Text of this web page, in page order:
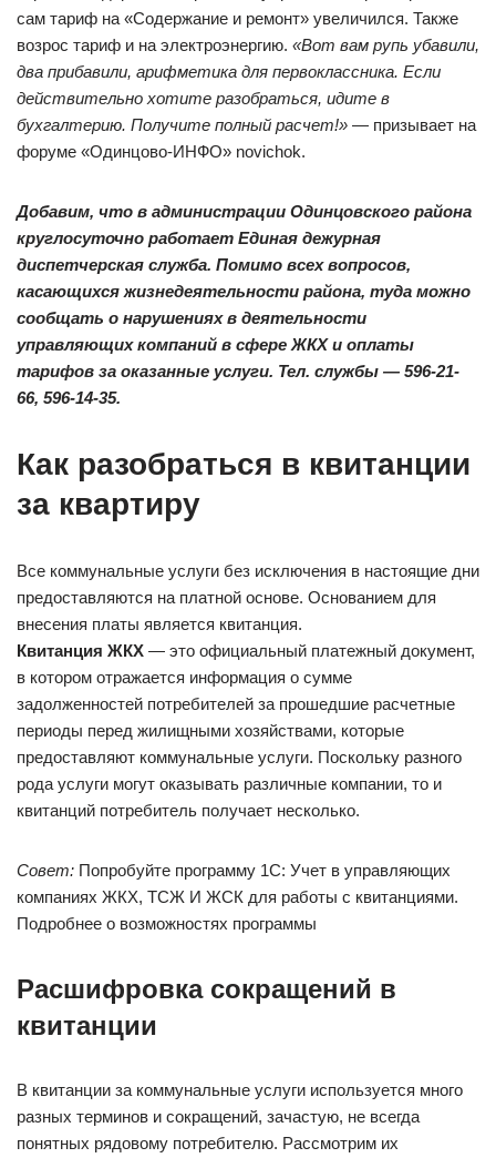
сам тариф на «Содержание и ремонт» увеличился. Также
возрос тариф и на электроэнергию. «Вот вам рупь убавили,
два прибавили, арифметика для первоклассника. Если
действительно хотите разобраться, идите в
бухгалтерию. Получите полный расчет!» — призывает на
форуме «Одинцово-ИНФО» novichok.
Добавим, что в администрации Одинцовского района
круглосуточно работает Единая дежурная
диспетчерская служба. Помимо всех вопросов,
касающихся жизнедеятельности района, туда можно
сообщать о нарушениях в деятельности
управляющих компаний в сфере ЖКХ и оплаты
тарифов за оказанные услуги. Тел. службы — 596-21-
66, 596-14-35.
Как разобраться в квитанции
за квартиру
Все коммунальные услуги без исключения в настоящие дни
предоставляются на платной основе. Основанием для
внесения платы является квитанция.
Квитанция ЖКХ — это официальный платежный документ,
в котором отражается информация о сумме
задолженностей потребителей за прошедшие расчетные
периоды перед жилищными хозяйствами, которые
предоставляют коммунальные услуги. Поскольку разного
рода услуги могут оказывать различные компании, то и
квитанций потребитель получает несколько.
Совет: Попробуйте программу 1C: Учет в управляющих
компаниях ЖКХ, ТСЖ И ЖСК для работы с квитанциями.
Подробнее о возможностях программы
Расшифровка сокращений в
квитанции
В квитанции за коммунальные услуги используется много
разных терминов и сокращений, зачастую, не всегда
понятных рядовому потребителю. Рассмотрим их